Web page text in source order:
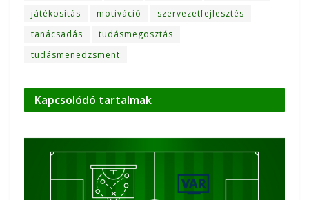
játékosítás
motiváció
szervezetfejlesztés
tanácsadás
tudásmegosztás
tudásmenedzsment
Kapcsolódó tartalmak